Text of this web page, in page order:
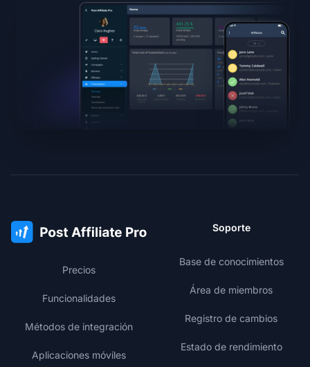
Precios
Funcionalidades
Métodos de integración
Aplicaciones móviles
Soporte
Base de conocimientos
Área de miembros
Registro de cambios
Estado de rendimiento